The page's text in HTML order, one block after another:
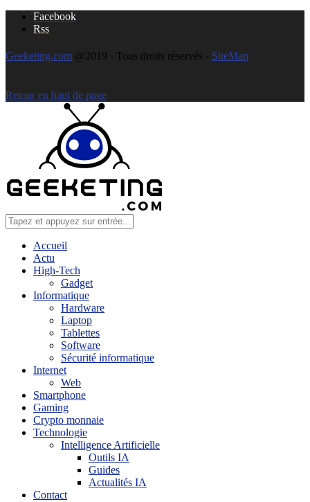
Facebook
Rss
Geeketing.com @2019 - Tous droits réservés - SiteMap
Retour en haut de page
Accueil
Actu
High-Tech
Gadget
Informatique
Hardware
Laptop
Tablettes
Software
Sécurité informatique
Internet
Web
Smartphone
Gaming
Crypto monnaie
Technologie
Intelligence Artificielle
Outils IA
Guides
Actualités IA
Contact